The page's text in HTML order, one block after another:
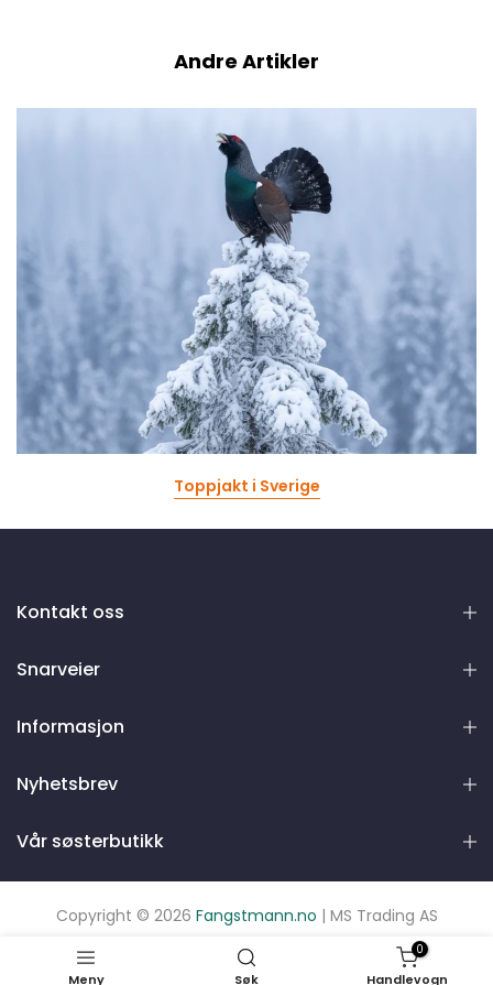
Andre Artikler
Toppjakt i Sverige
Kontakt oss
Snarveier
Informasjon
Nyhetsbrev
Vår søsterbutikk
Copyright © 2026 Fangstmann.no | MS Trading AS
Meny Søk
0
Handlevogn